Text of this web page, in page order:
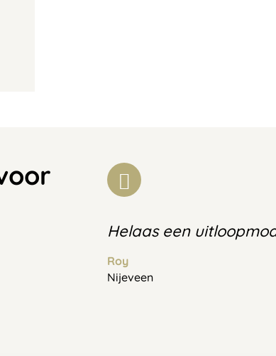
Helaas een
Roy
Nijeveen